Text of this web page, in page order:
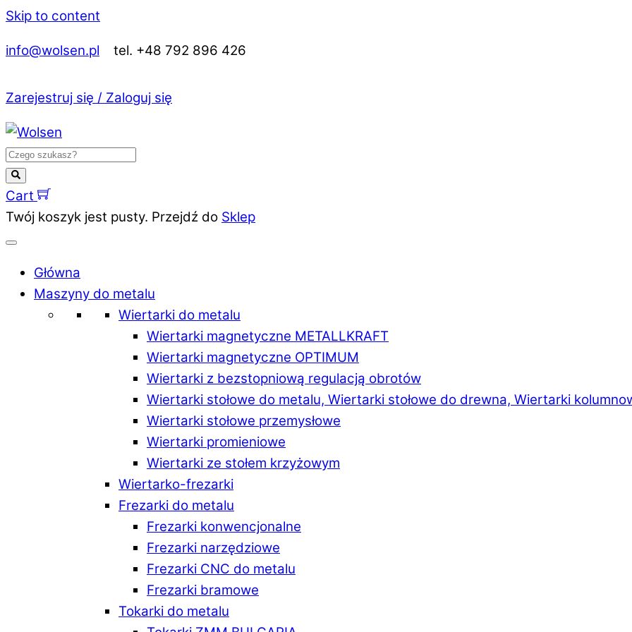
Skip to content
info@wolsen.pl tel. +48 792 896 426
Zarejestruj się / Zaloguj się
Cart
Twój koszyk jest pusty. Przejdź do Sklep
Główna
Maszyny do metalu
Wiertarki do metalu
Wiertarki magnetyczne METALLKRAFT
Wiertarki magnetyczne OPTIMUM
Wiertarki z bezstopniową regulacją obrotów
Wiertarki stołowe do metalu, Wiertarki stołowe do drewna, Wiertarki
Wiertarki stołowe przemysłowe
Wiertarki promieniowe
Wiertarki ze stołem krzyżowym
Wiertarko-frezarki
Frezarki do metalu
Frezarki konwencjonalne
Frezarki narzędziowe
Frezarki CNC do metalu
Frezarki bramowe
Tokarki do metalu